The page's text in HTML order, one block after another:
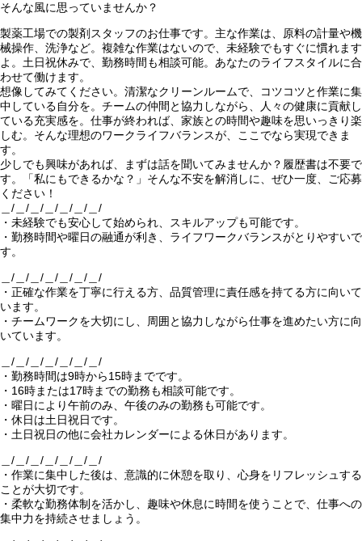
そんな風に思っていませんか？
製薬工場での製剤スタッフのお仕事です。主な作業は、原料の計量や機
械操作、洗浄など。複雑な作業はないので、未経験でもすぐに慣れます
よ。土日祝休みで、勤務時間も相談可能。あなたのライフスタイルに合
わせて働けます。
想像してみてください。清潔なクリーンルームで、コツコツと作業に集
中している自分を。チームの仲間と協力しながら、人々の健康に貢献し
ている充実感を。仕事が終われば、家族との時間や趣味を思いっきり楽
しむ。そんな理想のワークライフバランスが、ここでなら実現できま
す。
少しでも興味があれば、まずは話を聞いてみませんか？履歴書は不要で
す。「私にもできるかな？」そんな不安を解消しに、ぜひ一度、ご応募
ください！
＿/＿/＿/＿/＿/＿/＿/
・未経験でも安心して始められ、スキルアップも可能です。
・勤務時間や曜日の融通が利き、ライフワークバランスがとりやすいで
す。
＿/＿/＿/＿/＿/＿/＿/
・正確な作業を丁寧に行える方、品質管理に責任感を持てる方に向いて
います。
・チームワークを大切にし、周囲と協力しながら仕事を進めたい方に向
いています。
＿/＿/＿/＿/＿/＿/＿/
・勤務時間は9時から15時までです。
・16時または17時までの勤務も相談可能です。
・曜日により午前のみ、午後のみの勤務も可能です。
・休日は土日祝日です。
・土日祝日の他に会社カレンダーによる休日があります。
＿/＿/＿/＿/＿/＿/＿/
・作業に集中した後は、意識的に休憩を取り、心身をリフレッシュする
ことが大切です。
・柔軟な勤務体制を活かし、趣味や休息に時間を使うことで、仕事への
集中力を持続させましょう。